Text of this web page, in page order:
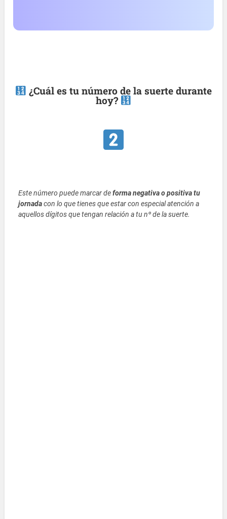
¿Cuál es tu número de la suerte durante
hoy?
Este número puede marcar deforma negativa o positiva tu
jornadacon lo que tienes que estar con especial atención a
aquellos dígitos que tengan relación a tu nº de la suerte.